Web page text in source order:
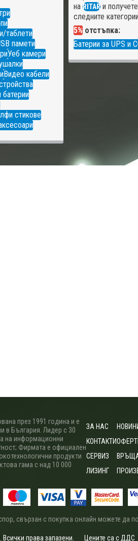
таблети
памети
Уеб камери
Видео кабели
стикове
на RITAR и
следните
5% отстъпка:
Батерии за UPS и
през 1991 година и е
в България. Лидер с 30
на информационни
Фирмата е официален
продукти
гама с над 10 000
ЗА НАС
КОНТАКТИ
СЕРВИЗ
ЛИЗИНГ
свързан с покупка онлайн можете да
права запазени. Цените са с ДДС